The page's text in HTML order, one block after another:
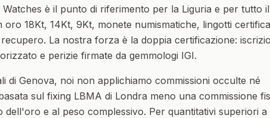
è il punto di riferimento per la Liguria e per tutto il
oro 18Kt, 14Kt, 9Kt, monete numismatiche, lingotti
La nostra forza è la doppia certificazione:
e perizie firmate da gemmologi IGI.
di Genova, noi non applichiamo commissioni occulte né
sul fixing LBMA di Londra meno una commissione
e al peso complessivo. Per quantitativi superiori a